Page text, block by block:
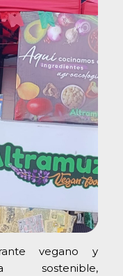
vegano y
sostenible,